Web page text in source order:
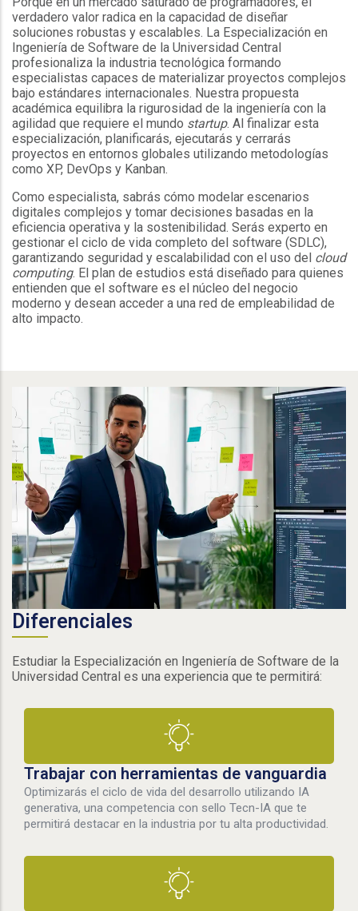
verdadero valor radica en la capacidad de diseñar
soluciones robustas y escalables. La Especialización en
Ingeniería de Software de la Universidad Central
profesionaliza la industria tecnológica formando
especialistas capaces de materializar proyectos complejos
bajo estándares internacionales. Nuestra propuesta
académica equilibra la rigurosidad de la ingeniería con la
agilidad que requiere el mundo startup. Al finalizar esta
especialización, planificarás, ejecutarás y cerrarás
proyectos en entornos globales utilizando metodologías
como XP, DevOps y Kanban.
Como especialista, sabrás cómo modelar escenarios
digitales complejos y tomar decisiones basadas en la
eficiencia operativa y la sostenibilidad. Serás experto en
gestionar el ciclo de vida completo del software (SDLC),
garantizando seguridad y escalabilidad con el uso del cloud
computing. El plan de estudios está diseñado para quienes
entienden que el software es el núcleo del negocio
moderno y desean acceder a una red de empleabilidad de
alto impacto.
Diferenciales
Estudiar la Especialización en Ingeniería de Software de la
Universidad Central es una experiencia que te permitirá:
Trabajar con herramientas de vanguardia
Optimizarás el ciclo de vida del desarrollo utilizando IA
generativa, una competencia con sello Tecn-IA que te
permitirá destacar en la industria por tu alta productividad.